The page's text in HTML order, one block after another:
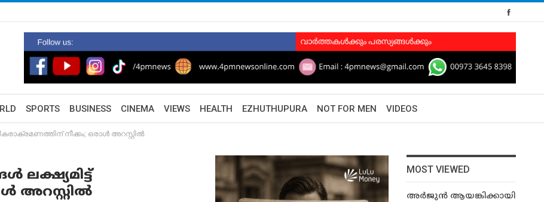
SPORTS BUSINESS CINEMA VIEWS HEALTH EZHUTHUPURA NOT FOR MEN VIDEOS
നീക്കം; ഒരാൾ അറസ്റ്റിൽ
അറസ്റ്റിൽ
MOST VIEWED
അർജുൻ ആയങ്കിക്കായി